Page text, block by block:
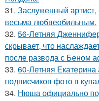
31. Заслуженный
весьма любвеобильным.
32. 56-Летняя
скрывает, что
после развода с Беном
33. 60-Летняя
подписчиков фото в
34. Нюша официально